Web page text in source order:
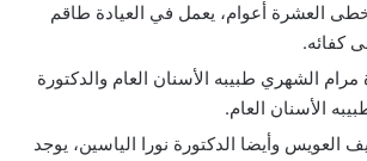
تتخطى العشرة أعوام، يعمل في العيادة طاقم
كفائه.
مرام الشهري طبيبه الأسنان العام والدكتورة
الأسنان العام.
العويس وأيضا الدكتورة نورا الياسين، يوجد